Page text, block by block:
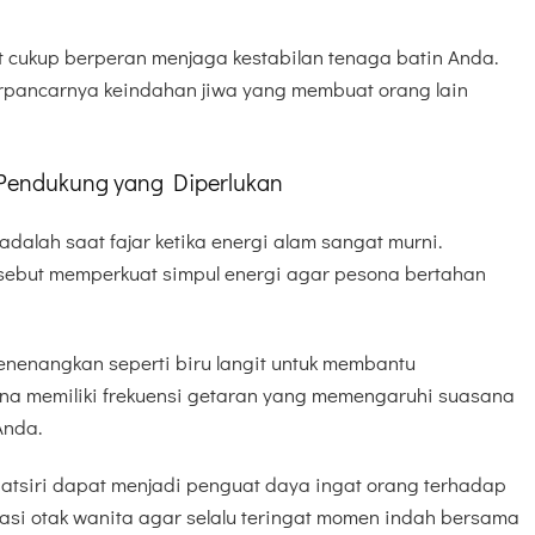
berperan menjaga kestabilan tenaga batin Anda.
keindahan jiwa yang membuat orang lain
yang Diperlukan
saat fajar ketika energi alam sangat murni.
memperkuat simpul energi agar pesona bertahan
seperti biru langit untuk membantu
memiliki frekuensi getaran yang memengaruhi suasana
dapat menjadi penguat daya ingat orang terhadap
otak wanita agar selalu teringat momen indah bersama